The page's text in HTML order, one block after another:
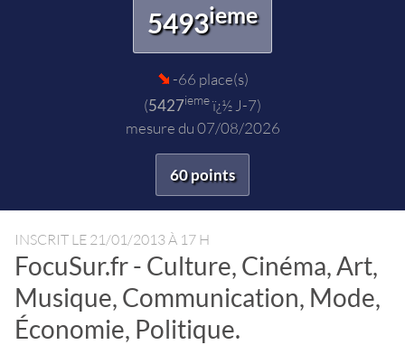
5493ieme
-66 place(s)
(5427iemeï¿½ J-7)
mesure du 07/08/2026
60 points
INSCRIT LE 21/01/2013 À 17 H
FocuSur.fr - Culture, Cinéma, Art,
Musique, Communication, Mode,
Économie, Politique.